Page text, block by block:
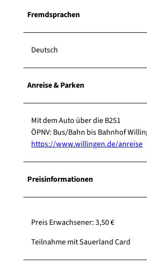
Fremdsprachen
Deutsch
Anreise & Parken
Mit dem Auto über die B251
ÖPNV: Bus/Bahn bis Bahnhof
https://www.willingen.de/anreise
Preisinformationen
Preis Erwachsener: 3,50 €
Teilnahme mit Sauerland Card